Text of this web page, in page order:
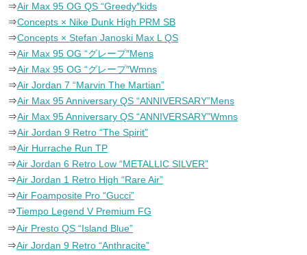
⇒Air Max 95 OG QS “Greedy″kids
⇒Concepts × Nike Dunk High PRM SB
⇒Concepts × Stefan Janoski Max L QS
⇒Air Max 95 OG “グレープ″Mens
⇒Air Max 95 OG “グレープ″Wmns
⇒Air Jordan 7 “Marvin The Martian”
⇒Air Max 95 Anniversary QS “ANNIVERSARY”Mens
⇒Air Max 95 Anniversary QS “ANNIVERSARY”Wmns
⇒Air Jordan 9 Retro “The Spirit”
⇒Air Hurrache Run TP
⇒Air Jordan 6 Retro Low “METALLIC SILVER”
⇒Air Jordan 1 Retro High “Rare Air”
⇒Air Foamposite Pro “Gucci”
⇒Tiempo Legend V Premium FG
⇒Air Presto QS “Island Blue”
⇒Air Jordan 9 Retro “Anthracite”